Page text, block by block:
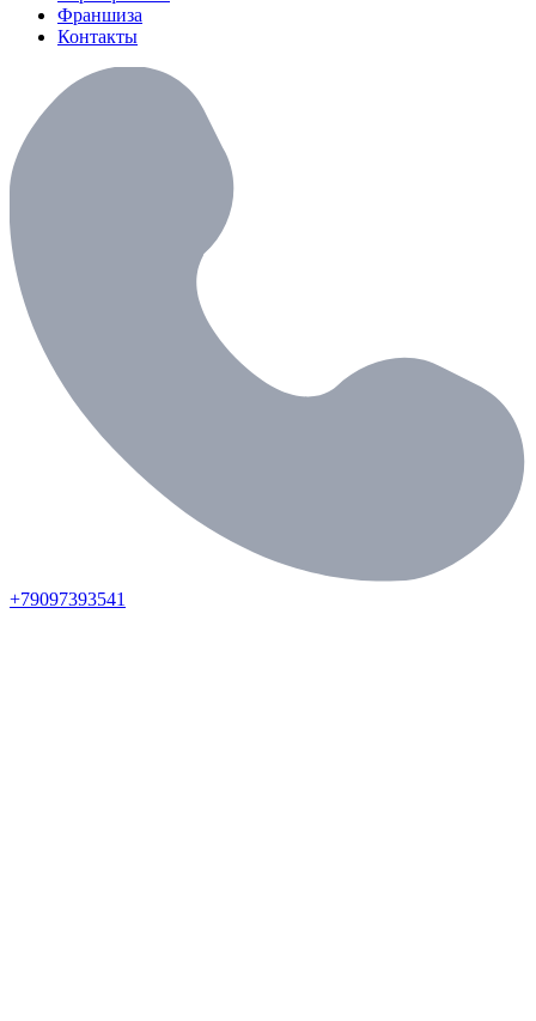
Франшиза
Контакты
+79097393541